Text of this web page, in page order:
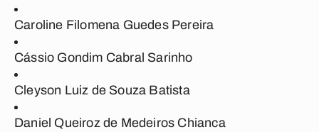
Caroline Filomena Guedes Pereira
Cássio Gondim Cabral Sarinho
Cleyson Luiz de Souza Batista
Daniel Queiroz de Medeiros Chianca